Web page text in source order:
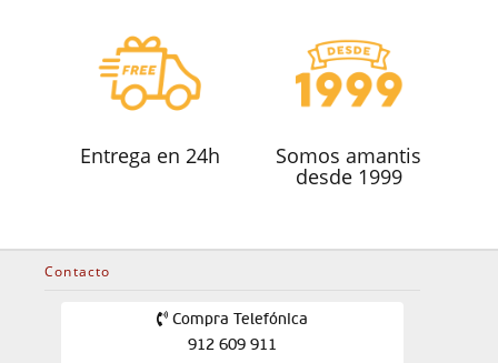
Entrega en 24h Somos amantis
desde 1999
Contacto
Compra Telefónica
912 609 911